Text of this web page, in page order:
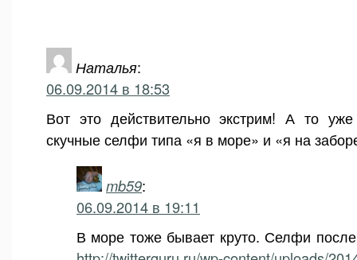
Наталья:
06.09.2014 в 18:53
Вот это действительно экстрим! А то
скучные селфи типа «я в море» и «я на
mb59:
06.09.2014 в 19:11
В море тоже бывает круто. Селфи